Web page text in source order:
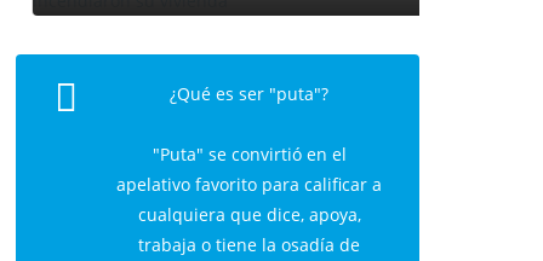
¿Qué es ser "puta"?
"Puta" se convirtió en el
apelativo favorito para calificar a
cualquiera que dice, apoya,
trabaja o tiene la osadía de